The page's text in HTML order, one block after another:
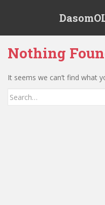
Nothing
It seems we can’t find what
Search